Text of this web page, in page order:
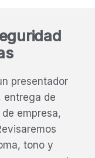
presentador
entrega de
empresa,
tono y